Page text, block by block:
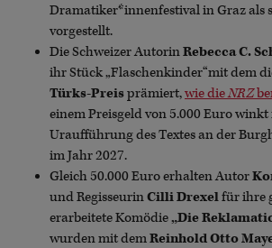
Dramatiker*innenfestival in Graz als
vorgestellt.
Die Schweizer AutorinRebecca C.
ihr Stück „Flaschenkinder“mit dem
Türks-Preisprämiert,wie dieNRZ
einem Preisgeld von 5.000 Euro
Uraufführung des Textes an der
im Jahr 2027.
Gleich 50.000 Euro erhalten Autor
und RegisseurinCilli Drexelfür ihre
erarbeitete Komödie„Die
wurden mit demReinhold Otto